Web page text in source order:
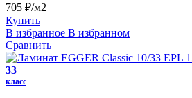
705 ₽/м2
Купить
В избранное В избранном
Сравнить
33
класс